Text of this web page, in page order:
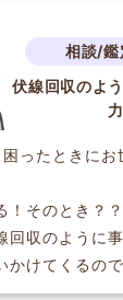
伏線回収のよ
力
ったときにお
！そのとき？
回収のように
かけてくるので